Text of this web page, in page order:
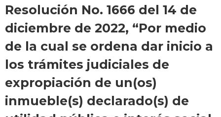
Resolución No. 1666 del 14 de
diciembre de 2022, “Por medio
de la cual se ordena dar inicio a
los trámites judiciales de
expropiación de un(os)
inmueble(s) declarado(s) de